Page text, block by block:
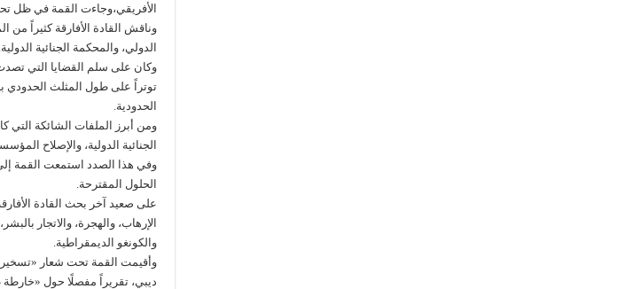
الأفريقي،وجاءت القمة في ظل
وناقش القادة الأفارقة كثيراً من
الدولي، والمحكمة الجنائية الدولية.
وكان على سلم القضايا التي تصدت
توتراً على طول المثلث الحدودي
الحدودية.
ومن أبرز الملفات الشائكة التي
الجنائية الدولية، والإصلاح
وفي هذا الصدد استمعت القمة
الحلول المقترحة.
على صعيد آخر بحث القادة
الإرهاب، والهجرة، والاتجار
والكونغو الديمقراطية.
وأقيمت القمة تحت شعار «تسخير